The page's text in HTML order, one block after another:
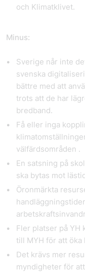
och Klimatklivet.
Minus:
Sverige når inte
svenska
bättre med att
trots att de har
bredband.
Få eller inga
välfärdsområden .
En satsning på
ska bytas mot
Öronmärkta
Fler platser på YH
till MYH för att
Det krävs mer
myndigheter för